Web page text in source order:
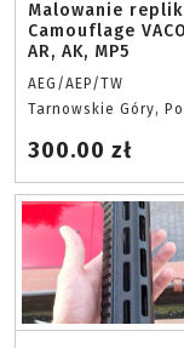
Malowanie
Camouflage
AR, AK, MP5
AEG/AEP/TW
Tarnowskie Góry,
300.00 zł